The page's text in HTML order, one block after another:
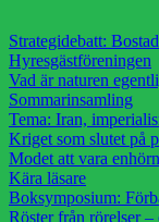
Strategidebatt:
Hyresgästföreningen
Vad är naturen
Sommarinsamling
Tema: Iran,
Kriget som slutet på
Modet att vara
Kära läsare
Boksymposium:
Röster från rörelser –